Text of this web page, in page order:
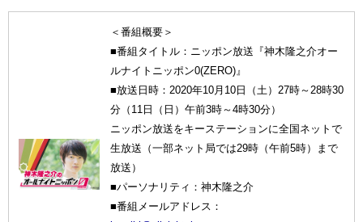
＜番組概要＞
■番組タイトル：ニッポン放送『神木隆之介オー
ルナイトニッポン0(ZERO)』
■放送日時：2020年10月10日（土）27時～28時30
分（11日（日）午前3時～4時30分）
ニッポン放送をキーステーションに全国ネットで
生放送（一部ネット局では29時（午前5時）まで
放送）
■パーソナリティ：神木隆之介
■番組メールアドレス：